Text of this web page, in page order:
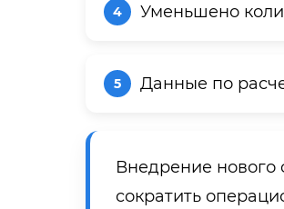
Уменьшено
Данные по
Внедрение нового
сократить